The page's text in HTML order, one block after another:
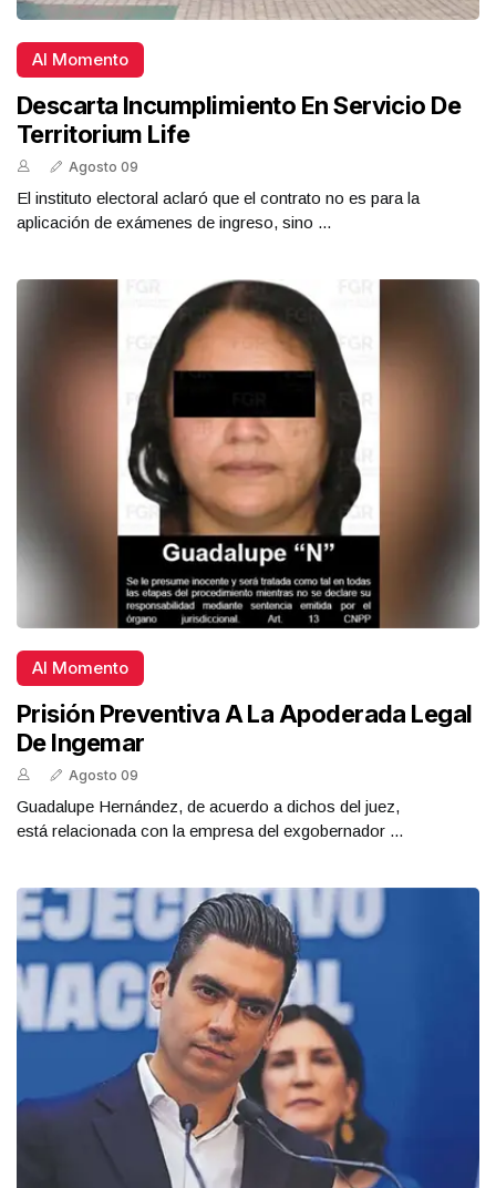
Al Momento
Descarta Incumplimiento En Servicio De
Territorium Life
Agosto 09
El instituto electoral aclaró que el contrato no es para la
aplicación de exámenes de ingreso, sino ...
Al Momento
Prisión Preventiva A La Apoderada Legal
De Ingemar
Agosto 09
Guadalupe Hernández, de acuerdo a dichos del juez,
está relacionada con la empresa del exgobernador ...